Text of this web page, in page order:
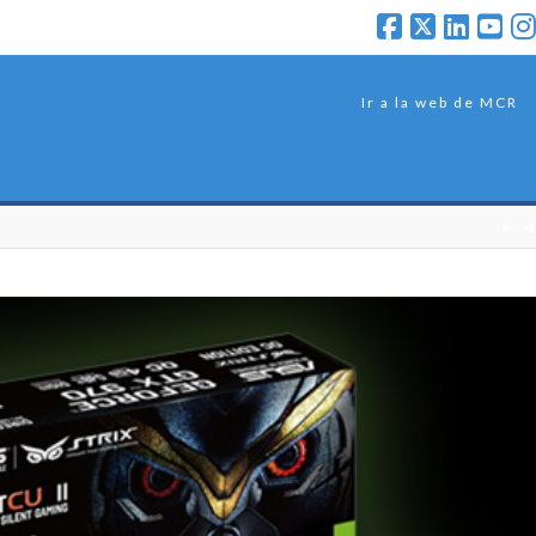
Ir a la web de MCR